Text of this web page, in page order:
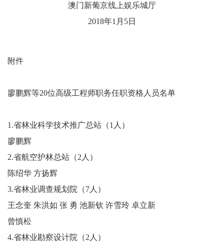
澳门新葡京线上娱乐城厅
2018年1月5日
附件
廖鹏辉等20位高级工程师职务任职资格人员名单
1.省林业科学技术推广总站（1人）
廖鹏辉
2.省航空护林总站（2人）
陈绍华 方扬辉
3.省林业调查规划院（7人）
王念奎 朱洪如 张 勇 池新钦 许雪玲 卓立新
曾慎松
4.省林业勘察设计院（2人）